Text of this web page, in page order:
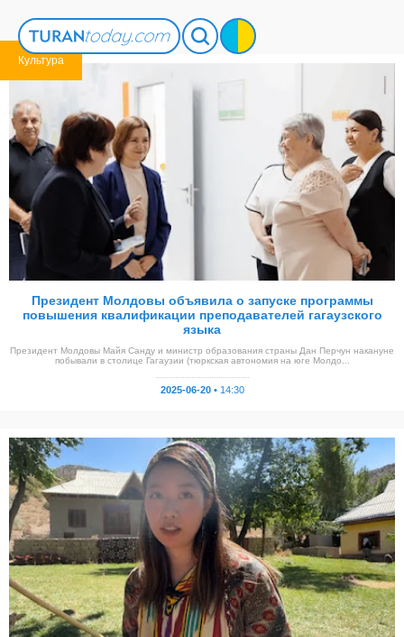
Культура
Президент Молдовы объявила о запуске программы
повышения квалификации преподавателей гагаузского
языка
Президент Молдовы Майя Санду и министр образования страны Дан Перчун накануне
побывали в столице Гагаузии (тюркская автономия на юге Молдо...
2025-06-20 • 14:30